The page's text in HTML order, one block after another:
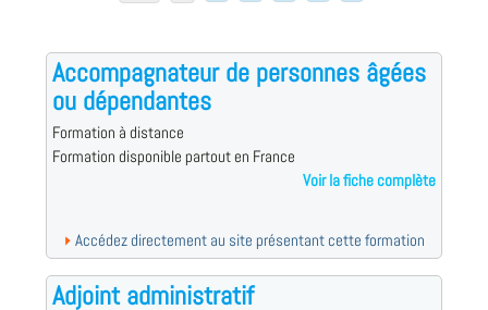
Accompagnateur de personnes âgées
ou dépendantes
Formation à distance
Formation disponible partout en France
Voir la fiche complète
Accédez directement au site présentant cette formation
Adjoint administratif